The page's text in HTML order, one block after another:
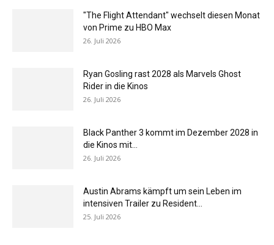
"The Flight Attendant" wechselt diesen Monat
von Prime zu HBO Max
26. Juli 2026
Ryan Gosling rast 2028 als Marvels Ghost
Rider in die Kinos
26. Juli 2026
Black Panther 3 kommt im Dezember 2028 in
die Kinos mit...
26. Juli 2026
Austin Abrams kämpft um sein Leben im
intensiven Trailer zu Resident...
25. Juli 2026